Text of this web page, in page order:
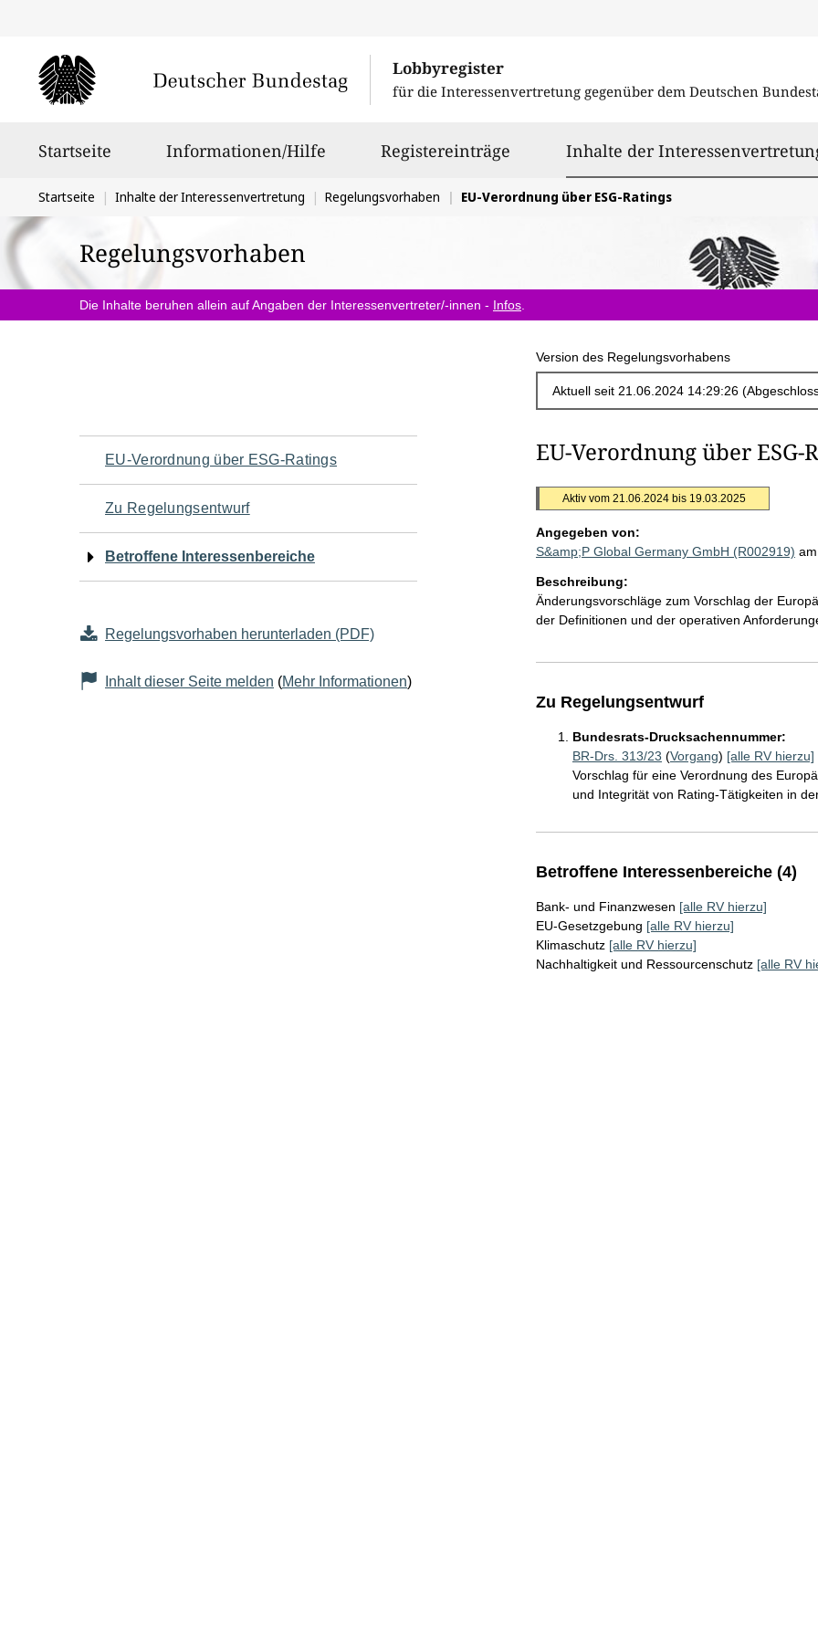
Lobbyregister
für die Interessenvertretung gegenüber dem Deutschen
Startseite Informationen/Hilfe Registereinträge Inhalte der
Sie
befinden
sich
hier:
Startseite Inhalte der Interessenvertretung Regelungsvorhaben EU-Verordnung über ESG-Ratings
Regelungsvorhaben
Die Inhalte beruhen allein auf Angaben der Interessenvertreter/-innen - Infos
Version des Regelungsvorhabens
Navigation
für
den
Seiteninhalt
EU-Verordnung über ESG-Ratings
Zu Regelungsentwurf
Betroffene Interessenbereiche
Regelungsvorhaben herunterladen (PDF)
Inhalt dieser Seite melden (Mehr Informationen)
EU-Verordnung über ESG-
Aktiv vom 21.06.2024 bis 19.03.2025
Angegeben von:
S&amp;P Global Germany GmbH (R002919)
Beschreibung:
Änderungsvorschläge zum Vorschlag der
der Definitionen und der operativen
Zu Regelungsentwurf
Bundesrats-Drucksachennummer:
BR-Drs. 313/23 (Vorgang) [alle RV hierzu]
Vorschlag für eine Verordnung des
und Integrität von Rating-Tätigkeiten in
Betroffene Interessenbereiche (4)
Bank- und Finanzwesen [alle RV hierzu]
EU-Gesetzgebung [alle RV hierzu]
Klimaschutz [alle RV hierzu]
Nachhaltigkeit und Ressourcenschutz [alle RV